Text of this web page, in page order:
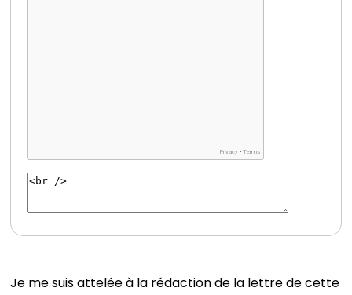
Je me suis attelée à la rédaction de la lettre de cette